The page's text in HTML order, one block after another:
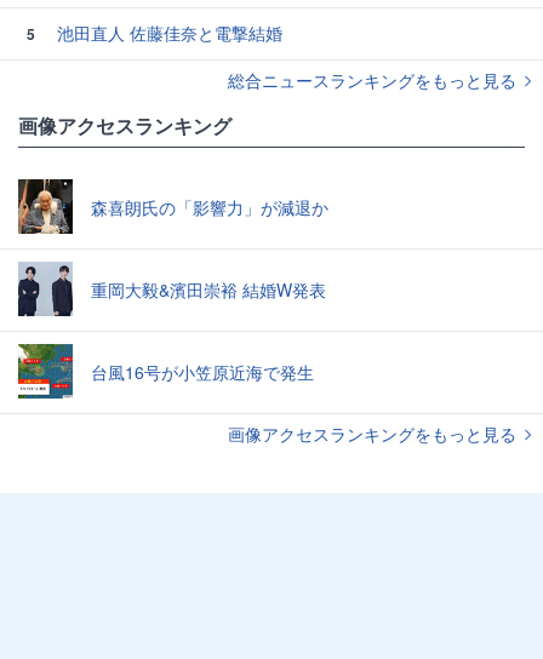
5
池田直人 佐藤佳奈と電撃結婚
総合ニュースランキングをもっと見る
画像アクセスランキング
森喜朗氏の「影響力」が減退か
重岡大毅&濱田崇裕 結婚W発表
台風16号が小笠原近海で発生
画像アクセスランキングをもっと見る